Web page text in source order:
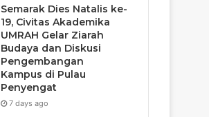
Semarak Dies Natalis ke-
19, Civitas Akademika
UMRAH Gelar Ziarah
Budaya dan Diskusi
Pengembangan
Kampus di Pulau
Penyengat
7 days ago